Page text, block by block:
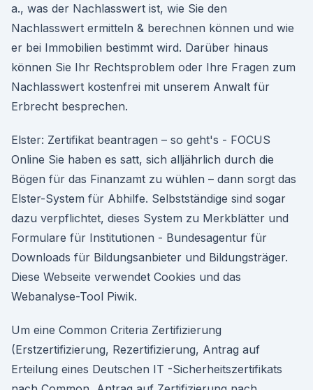
a., was der Nachlasswert ist, wie Sie den
Nachlasswert ermitteln & berechnen können und wie
er bei Immobilien bestimmt wird. Darüber hinaus
können Sie Ihr Rechtsproblem oder Ihre Fragen zum
Nachlasswert kostenfrei mit unserem Anwalt für
Erbrecht besprechen.
Elster: Zertifikat beantragen – so geht's - FOCUS
Online Sie haben es satt, sich alljährlich durch die
Bögen für das Finanzamt zu wühlen – dann sorgt das
Elster-System für Abhilfe. Selbstständige sind sogar
dazu verpflichtet, dieses System zu Merkblätter und
Formulare für Institutionen - Bundesagentur für
Downloads für Bildungsanbieter und Bildungsträger.
Diese Webseite verwendet Cookies und das
Webanalyse-Tool Piwik.
Um eine Common Criteria Zertifizierung
(Erstzertifizierung, Rezertifizierung, Antrag auf
Erteilung eines Deutschen IT -Sicherheitszertifikats